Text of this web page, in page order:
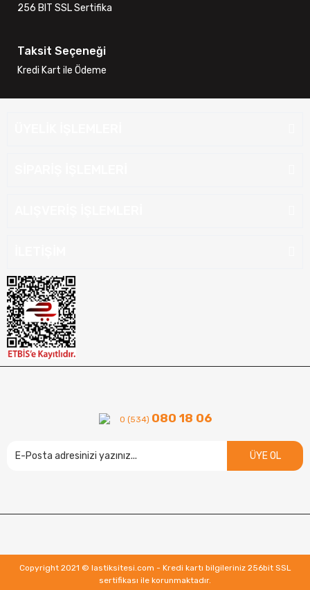
256 BIT SSL Sertifika
Taksit Seçeneği
Kredi Kart ile Ödeme
0 (534) 080 18 06
ÜYE OL
Copyright 2021 © lastiksitesi.com - Kredi kartı bilgileriniz 256bit SSL
sertifikası ile korunmaktadır.